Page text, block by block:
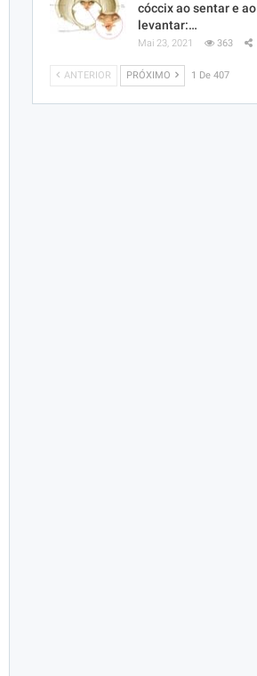
cóccix ao sentar e ao
levantar:…
Mai 23, 2021 363
ANTERIOR PRÓXIMO 1 De 407